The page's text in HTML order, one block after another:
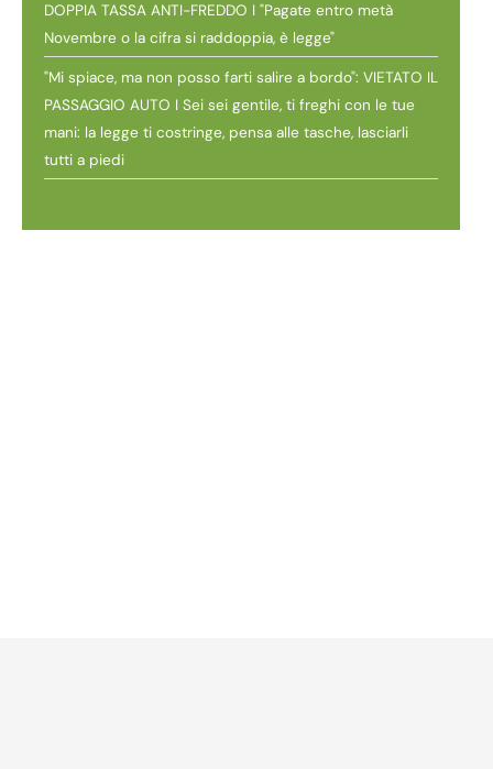
DOPPIA TASSA ANTI-FREDDO I "Pagate entro metà
Novembre o la cifra si raddoppia, è legge"
"Mi spiace, ma non posso farti salire a bordo": VIETATO IL
PASSAGGIO AUTO I Sei sei gentile, ti freghi con le tue
mani: la legge ti costringe, pensa alle tasche, lasciarli
tutti a piedi